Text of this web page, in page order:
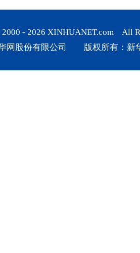
- 2026 XINHUANET.com All
网股份有限公司 版权所有：新